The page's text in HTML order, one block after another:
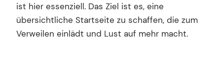
ist hier essenziell. Das Ziel ist es, eine
übersichtliche Startseite zu schaffen, die zum
Verweilen einlädt und Lust auf mehr macht.